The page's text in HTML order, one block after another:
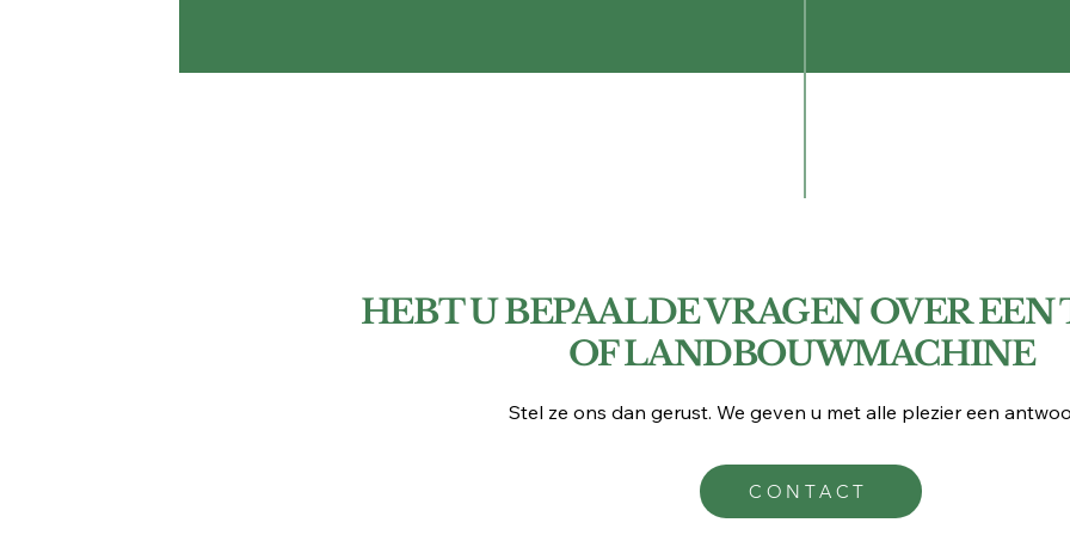
HEBT U BEPAALDE VRAGEN OVER EEN
OF LANDBOUWMACHINE
Stel ze ons dan gerust. We geven u met alle plezier een
CONTACT